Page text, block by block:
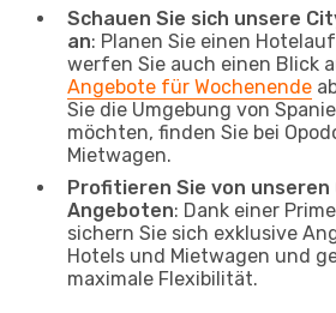
Schauen Sie sich unsere
an: Planen Sie einen
werfen Sie auch einen Blick
Angebote für Wochenende
Sie die Umgebung von
möchten, finden Sie bei
Mietwagen.
Profitieren Sie von unseren
Angeboten: Dank einer
sichern Sie sich exklusive
Hotels und Mietwagen und
maximale Flexibilität.